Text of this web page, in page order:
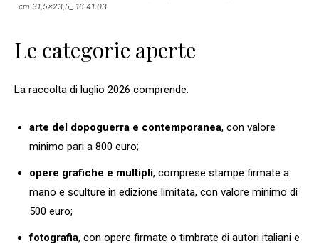
cm 31,5×23,5_ 16.41.03
Le categorie aperte
La raccolta di luglio 2026 comprende:
arte del dopoguerra e contemporanea, con valore
minimo pari a 800 euro;
opere grafiche e multipli, comprese stampe firmate a
mano e sculture in edizione limitata, con valore minimo di
500 euro;
fotografia, con opere firmate o timbrate di autori italiani e